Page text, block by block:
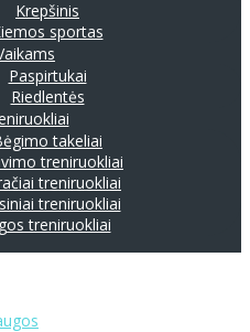
Krepšinis
sportas
Paspirtukai
Riedlentės
takeliai
treniruokliai
treniruokliai
treniruokliai
treniruokliai